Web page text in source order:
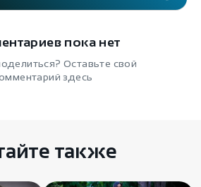
пока нет
Оставьте свой
здесь
также